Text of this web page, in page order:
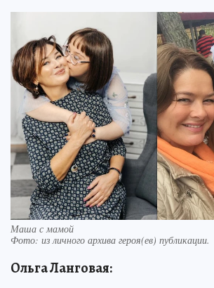
Маша с мамой
Фото: из личного архива героя(ев) публикации.
Ольга Ланговая: